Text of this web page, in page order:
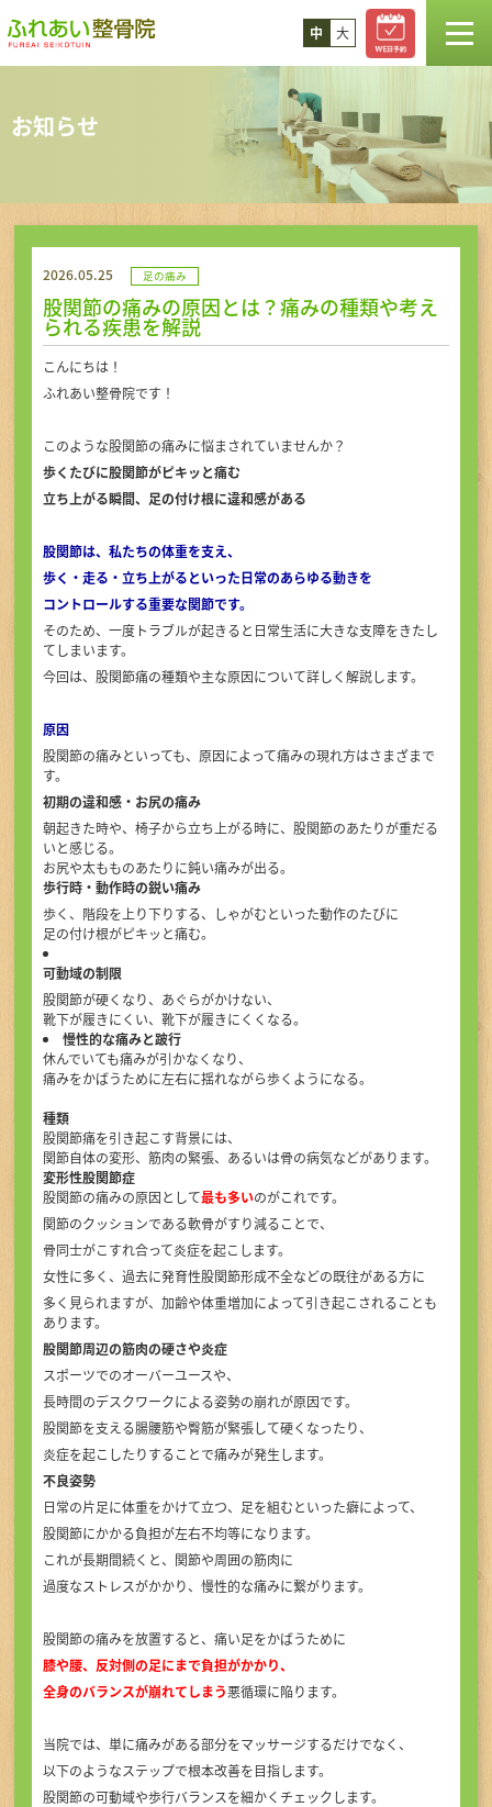
中 大
お知らせ
2026.05.25 足の痛み
股関節の痛みの原因とは？痛みの種類や考え
られる疾患を解説
こんにちは！
ふれあい整骨院です！
このような股関節の痛みに悩まされていませんか？
歩くたびに股関節がピキッと痛む
立ち上がる瞬間、足の付け根に違和感がある
股関節は、私たちの体重を支え、
歩く・走る・立ち上がるといった日常のあらゆる動きを
コントロールする重要な関節です。
そのため、一度トラブルが起きると日常生活に大きな支障をきたし
てしまいます。
今回は、股関節痛の種類や主な原因について詳しく解説します。
原因
股関節の痛みといっても、原因によって痛みの現れ方はさまざまで
す。
初期の違和感・お尻の痛み
朝起きた時や、椅子から立ち上がる時に、股関節のあたりが重だる
いと感じる。
お尻や太もものあたりに鈍い痛みが出る。
歩行時・動作時の鋭い痛み
歩く、階段を上り下りする、しゃがむといった動作のたびに
足の付け根がピキッと痛む。
可動域の制限
股関節が硬くなり、あぐらがかけない、
靴下が履きにくい、靴下が履きにくくなる。
慢性的な痛みと跛行
休んでいても痛みが引かなくなり、
痛みをかばうために左右に揺れながら歩くようになる。
種類
股関節痛を引き起こす背景には、
関節自体の変形、筋肉の緊張、あるいは骨の病気などがあります。
変形性股関節症
股関節の痛みの原因として最も多いのがこれです。
関節のクッションである軟骨がすり減ることで、
骨同士がこすれ合って炎症を起こします。
女性に多く、過去に発育性股関節形成不全などの既往がある方に
多く見られますが、加齢や体重増加によって引き起こされることも
あります。
股関節周辺の筋肉の硬さや炎症
スポーツでのオーバーユースや、
長時間のデスクワークによる姿勢の崩れが原因です。
股関節を支える腸腰筋や臀筋が緊張して硬くなったり、
炎症を起こしたりすることで痛みが発生します。
不良姿勢
日常の片足に体重をかけて立つ、足を組むといった癖によって、
股関節にかかる負担が左右不均等になります。
これが長期間続くと、関節や周囲の筋肉に
過度なストレスがかかり、慢性的な痛みに繋がります。
股関節の痛みを放置すると、痛い足をかばうために
膝や腰、反対側の足にまで負担がかかり、
全身のバランスが崩れてしまう悪循環に陥ります。
当院では、単に痛みがある部分をマッサージするだけでなく、
以下のようなステップで根本改善を目指します。
股関節の可動域や歩行バランスを細かくチェックします。
診療案内
コラム
初めての方へ
アクセス
お問い合せ・ご予約
TEL